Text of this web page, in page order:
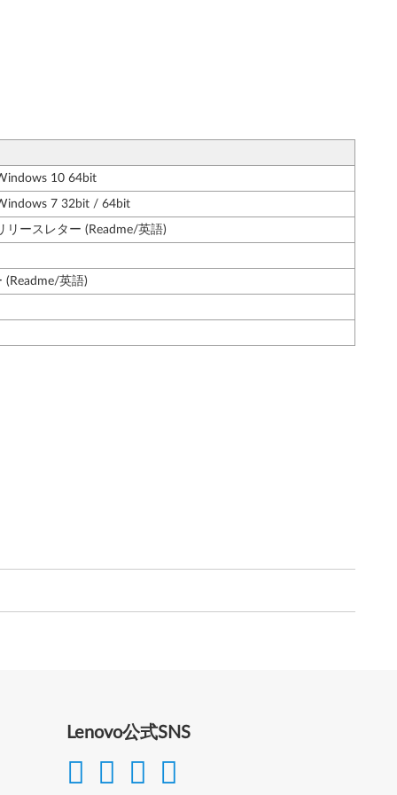
10 64bit
7 32bit / 64bit
リースレター (Readme/英語)
(Readme/英語)
Lenovo公式SNS